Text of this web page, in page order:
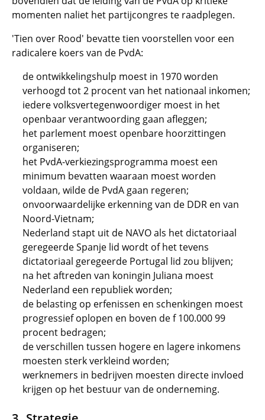
momenten naliet het partijcongres te raadplegen.
'Tien over Rood' bevatte tien voorstellen voor een
radicalere koers van de PvdA:
de ontwikkelingshulp moest in 1970 worden
verhoogd tot 2 procent van het nationaal inkomen;
iedere volksvertegenwoordiger moest in het
openbaar verantwoording gaan afleggen;
het parlement moest openbare hoorzittingen
organiseren;
het PvdA-verkiezingsprogramma moest een
minimum bevatten waaraan moest worden
voldaan, wilde de PvdA gaan regeren;
onvoorwaardelijke erkenning van de DDR en van
Noord-Vietnam;
Nederland stapt uit de NAVO als het dictatoriaal
geregeerde Spanje lid wordt of het tevens
dictatoriaal geregeerde Portugal lid zou blijven;
na het aftreden van koningin Juliana moest
Nederland een republiek worden;
de belasting op erfenissen en schenkingen moest
progressief oplopen en boven de f 100.000 99
procent bedragen;
de verschillen tussen hogere en lagere inkomens
moesten sterk verkleind worden;
werknemers in bedrijven moesten directe invloed
krijgen op het bestuur van de onderneming.